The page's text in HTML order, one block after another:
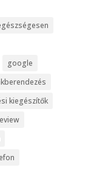
google
kiegészítők